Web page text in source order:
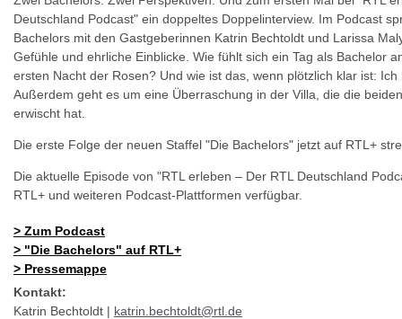
Deutschland Podcast" ein doppeltes Doppelinterview. Im Podcast
Bachelors mit den Gastgeberinnen Katrin Bechtoldt und Larissa
Gefühle und ehrliche Einblicke. Wie fühlt sich ein Tag als Bachelor
ersten Nacht der Rosen? Und wie ist das, wenn plötzlich klar ist:
Außerdem geht es um eine Überraschung in der Villa, die die
erwischt hat.
Die erste Folge der neuen Staffel "Die Bachelors" jetzt auf RTL+
Die aktuelle Episode von "RTL erleben – Der RTL Deutschland
RTL+ und weiteren Podcast-Plattformen verfügbar.
> Zum Podcast
> "Die Bachelors" auf RTL+
> Pressemappe
Kontakt:
Katrin Bechtoldt | katrin.bechtoldt@rtl.de